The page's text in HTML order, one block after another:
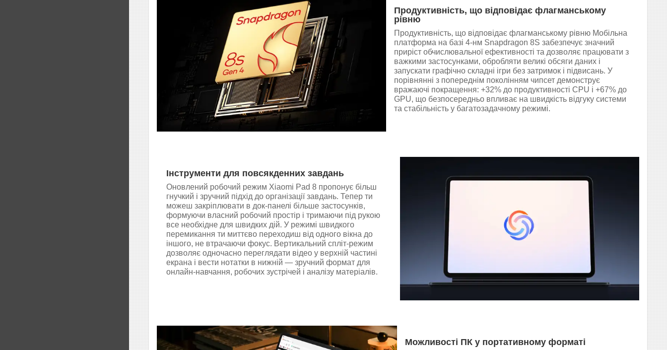
Продуктивність, що відповідає флагманському
рівню
Продуктивність, що відповідає флагманському рівню Мобільна
платформа на базі 4-нм Snapdragon 8S забезпечує значний
приріст обчислювальної ефективності та дозволяє працювати з
важкими застосунками, обробляти великі обсяги даних і
запускати графічно складні ігри без затримок і підвисань. У
порівнянні з попереднім поколінням чипсет демонструє
вражаючі покращення: +32% до продуктивності CPU і +67% до
GPU, що безпосередньо впливає на швидкість відгуку системи
та стабільність у багатозадачному режимі.
Інструменти для повсякденних завдань
Оновлений робочий режим Xiaomi Pad 8 пропонує більш
гнучкий і зручний підхід до організації завдань. Тепер ти
можеш закріплювати в док-панелі більше застосунків,
формуючи власний робочий простір і тримаючи під рукою
все необхідне для швидких дій. У режимі швидкого
перемикання ти миттєво переходиш від одного вікна до
іншого, не втрачаючи фокус. Вертикальний спліт-режим
дозволяє одночасно переглядати відео у верхній частині
екрана і вести нотатки в нижній — зручний формат для
онлайн-навчання, робочих зустрічей і аналізу матеріалів.
Можливості ПК у портативному форматі